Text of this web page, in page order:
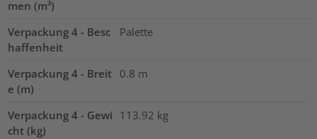
men (m³)
Verpackung 4 - Besc
haffenheit
Palette
Verpackung 4 - Breit
e (m)
0.8 m
Verpackung 4 - Gewi
cht (kg)
113.92 kg